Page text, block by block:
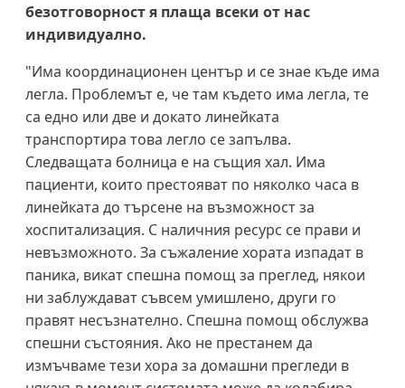
безотговорност я плаща всеки от нас
индивидуално.
"Има координационен център и се знае къде има
легла. Проблемът е, че там където има легла, те
са едно или две и докато линейката
транспортира това легло се запълва.
Следващата болница е на същия хал. Има
пациенти, които престояват по няколко часа в
линейката до търсене на възможност за
хоспитализация. С наличния ресурс се прави и
невъзможното. За съжаление хората изпадат в
паника, викат спешна помощ за преглед, някои
ни заблуждават съвсем умишлено, други го
правят несъзнателно. Спешна помощ обслужва
спешни състояния. Ако не престанем да
измъчваме тези хора за домашни прегледи в